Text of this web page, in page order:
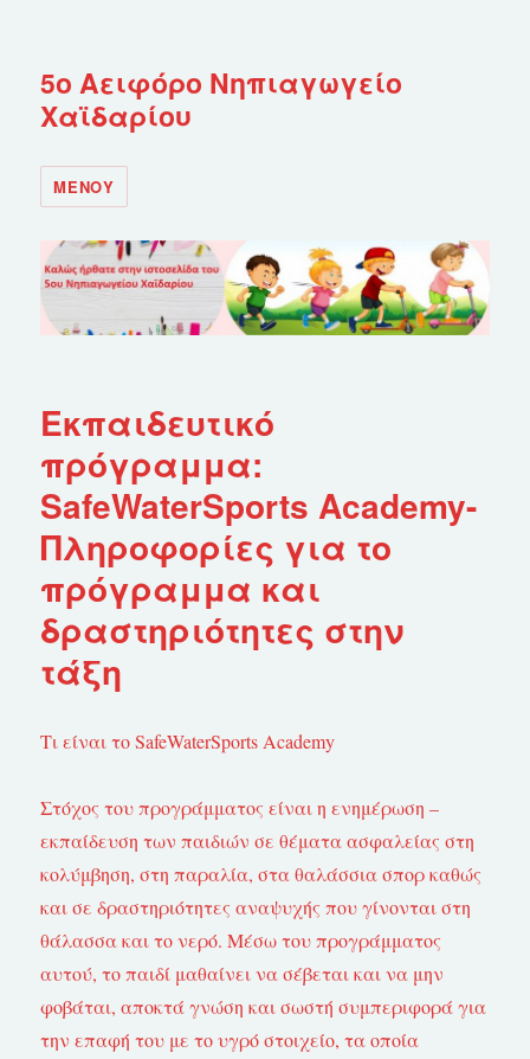
5ο Αειφόρο Νηπιαγωγείο
Χαϊδαρίου
ΜΕΝΟΎ
Εκπαιδευτικό
πρόγραμμα:
SafeWaterSports Academy-
Πληροφορίες για το
πρόγραμμα και
δραστηριότητες στην
τάξη
Τι είναι το SafeWaterSports Academy
Στόχος του προγράμματος είναι η ενημέρωση –
εκπαίδευση των παιδιών σε θέματα ασφαλείας στη
κολύμβηση, στη παραλία, στα θαλάσσια σπορ καθώς
και σε δραστηριότητες αναψυχής που γίνονται στη
θάλασσα και το νερό.Μέσω του προγράμματος
αυτού, το παιδί μαθαίνει να σέβεται και να μην
φοβάται, αποκτά γνώση και σωστή συμπεριφορά για
την επαφή του με το υγρό στοιχείο, τα οποία